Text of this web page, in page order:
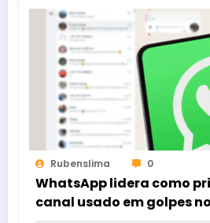
Rubenslima 0
WhatsApp lidera como
canal usado em golpes